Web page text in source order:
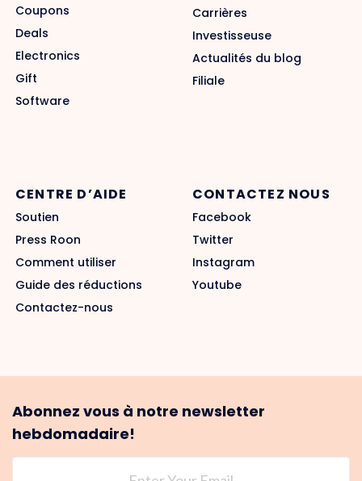
Coupons
Deals
Electronics
Gift
Software
Carrières
Investisseuse
Actualités du blog
Filiale
CENTRE D’AIDE
Soutien
Press Roon
Comment utiliser
Guide des réductions
Contactez-nous
CONTACTEZ NOUS
Facebook
Twitter
Instagram
Youtube
Abonnez vous à notre newsletter
hebdomadaire!